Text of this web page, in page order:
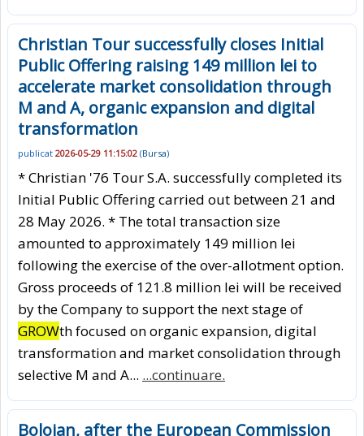
Christian Tour successfully closes Initial
Public Offering raising 149 million lei to
accelerate market consolidation through
M and A, organic expansion and digital
transformation
publicat 2026-05-29 11:15:02 (Bursa)
* Christian '76 Tour S.A. successfully completed its
Initial Public Offering carried out between 21 and
28 May 2026. * The total transaction size
amounted to approximately 149 million lei
following the exercise of the over-allotment option.
Gross proceeds of 121.8 million lei will be received
by the Company to support the next stage of
GROWth focused on organic expansion, digital
transformation and market consolidation through
selective M and A... ...continuare.
Bolojan, after the European Commission